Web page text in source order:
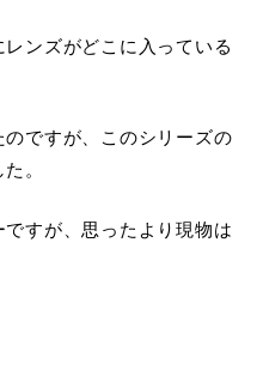
ンズがどこに入っている
ですが、このシリーズの
。
すが、思ったより現物は